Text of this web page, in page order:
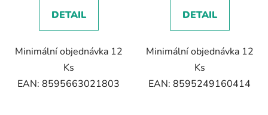
DETAIL
Minimální objednávka 12
Ks
EAN: 8595663021803
DETAIL
Minimální objednávka 12
Ks
EAN: 8595249160414